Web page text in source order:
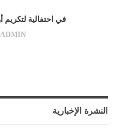
في احتفالية لتكريم
النشرة الإخبارية